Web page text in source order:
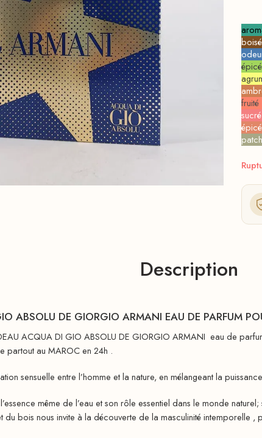
boisé
fruité
sucré
Description
ABSOLU DE GIORGIO ARMANI EAU DE PARFUM
ACQUA DI GIO ABSOLU DE GIORGIO ARMANI eau de
partout au MAROC en 24h .
sensuelle entre l’homme et la nature, en mélangeant la
même de l’eau et son rôle essentiel dans le monde
du bois nous invite à la découverte de la masculinité